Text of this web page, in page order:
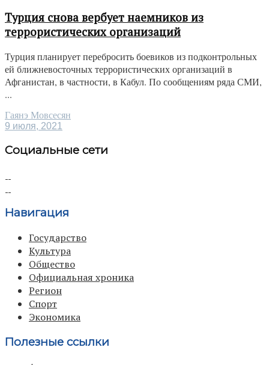
Турция снова вербует наемников из
террористических организаций
Турция планирует перебросить боевиков из подконтрольных
ей ближневосточных террористических организаций в
Афганистан, в частности, в Кабул. По сообщениям ряда СМИ,
...
Гаянэ Мовсесян
9 июля, 2021
Социальные сети
Навигация
Государство
Культура
Общество
Официальная хроника
Регион
Спорт
Экономика
Полезные ссылки